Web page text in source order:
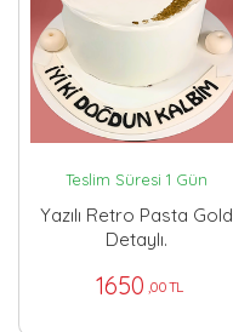
Teslim Süresi 1 Gün
Yazılı Retro Pasta Gold
Detaylı.
1650 ,00 TL